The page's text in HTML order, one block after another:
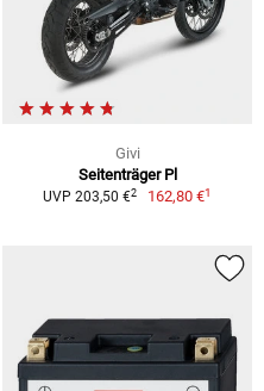
Givi
Seitenträger Pl
UVP 203,50 €2 162,80 €1